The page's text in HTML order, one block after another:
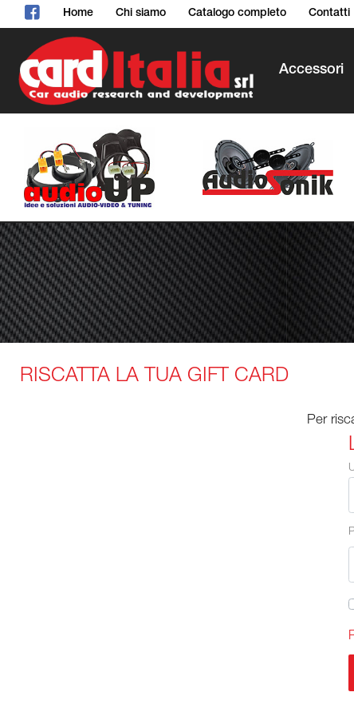
Home Chi siamo Catalogo completo Contatti
Accessori
RISCATTA LA TUA GIFT CARD
Per